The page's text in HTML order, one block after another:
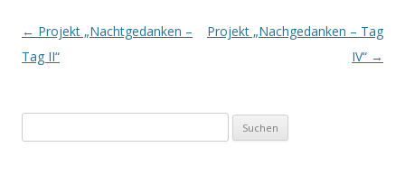
Beitrags-
Navigation
← Projekt „Nachtgedanken –
Tag II“
Projekt „Nachgedanken – Tag
IV“ →
nach: